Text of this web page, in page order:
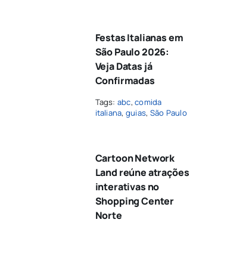
Festas Italianas em
São Paulo 2026:
Veja Datas já
Confirmadas
Tags: abc,comida
italiana, guias, São Paulo
Cartoon Network
Land reúne atrações
interativas no
Shopping Center
Norte